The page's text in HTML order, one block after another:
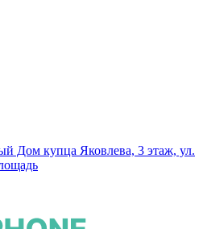
Дом купца Яковлева, 3 этаж, ул.